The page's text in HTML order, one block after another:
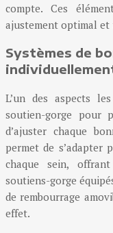
compte. Ces
ajustement optimal
Systèmes de
L’un des aspects
soutien-gorge pour
d’ajuster chaque
permet de
chaque sein,
soutiens-gorge
de rembourrage
effet.